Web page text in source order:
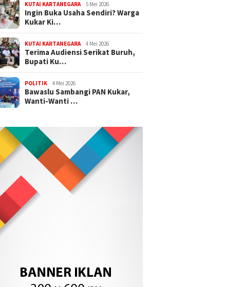
KUTAI KARTANEGARA 5 Mei 2026
Ingin Buka Usaha Sendiri? Warga
Kukar Ki…
KUTAI KARTANEGARA 4 Mei 2026
Terima Audiensi Serikat Buruh,
Bupati Ku…
POLITIK 4 Mei 2026
Bawaslu Sambangi PAN Kukar,
Wanti-Wanti …